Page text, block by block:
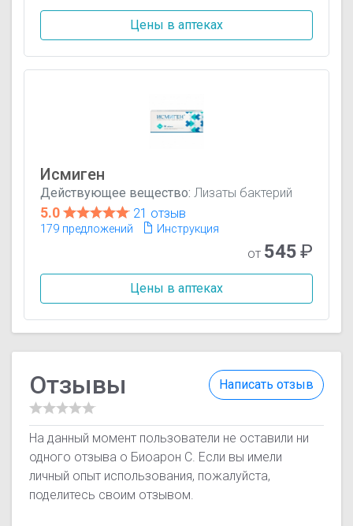
Цены в аптеках
Исмиген
Действующее вещество: Лизаты бактерий
5.0 21 отзыв
179 предложений Инструкция
от 545₽
Цены в аптеках
Написать отзыв
Отзывы
На данный момент пользователи не оставили ни
одного отзыва о Биоарон C. Если вы имели
личный опыт использования, пожалуйста,
поделитесь своим отзывом.